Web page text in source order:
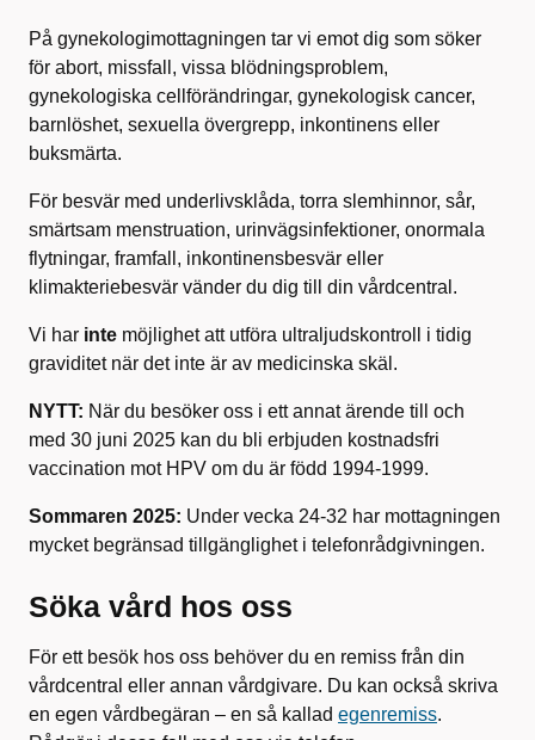
På gynekologimottagningen tar vi emot dig som söker
för abort, missfall, vissa blödningsproblem,
gynekologiska cellförändringar, gynekologisk cancer,
barnlöshet, sexuella övergrepp, inkontinens eller
buksmärta.
För besvär med underlivsklåda, torra slemhinnor, sår,
smärtsam menstruation, urinvägsinfektioner, onormala
flytningar, framfall, inkontinensbesvär eller
klimakteriebesvär vänder du dig till din vårdcentral.
Vi har inte möjlighet att utföra ultraljudskontroll i tidig
graviditet när det inte är av medicinska skäl.
NYTT: När du besöker oss i ett annat ärende till och
med 30 juni 2025 kan du bli erbjuden kostnadsfri
vaccination mot HPV om du är född 1994-1999.
Sommaren 2025: Under vecka 24-32 har mottagningen
mycket begränsad tillgänglighet i telefonrådgivningen.
Söka vård hos oss
För ett besök hos oss behöver du en remiss från din
vårdcentral eller annan vårdgivare. Du kan också skriva
en egen vårdbegäran – en så kallad egenremiss.